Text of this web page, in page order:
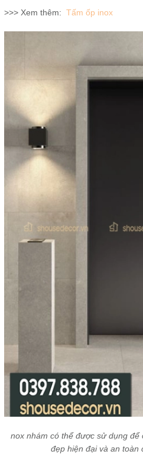
>>> Xem thêm: Tấm ốp inox
nox nhám có thể được sử dụng để
đẹp hiện đại và an toàn